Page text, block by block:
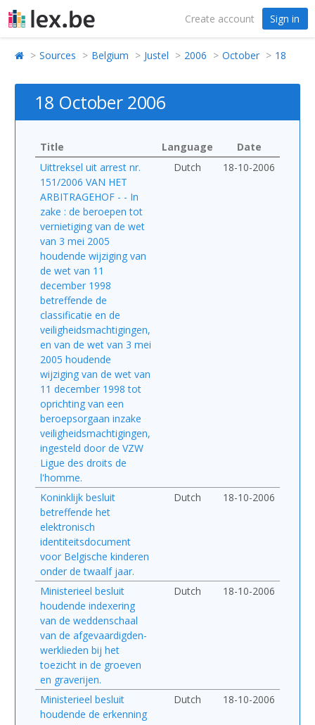
Create account Sign in
Sources Belgium Justel 2006 October 18
18 October 2006
Title Language
Date
Uittreksel uit arrest nr.
151/2006 VAN HET
ARBITRAGEHOF - - In
zake : de beroepen tot
vernietiging van de wet
van 3 mei 2005
houdende wijziging van
de wet van 11
december 1998
betreffende de
classificatie en de
veiligheidsmachtigingen,
en van de wet van 3 mei
2005 houdende
wijziging van de wet van
11 december 1998 tot
oprichting van een
beroepsorgaan inzake
veiligheidsmachtigingen,
ingesteld door de VZW
Ligue des droits de
l'homme.
Dutch 18-10-2006
Koninklijk besluit
betreffende het
elektronisch
identiteitsdocument
voor Belgische kinderen
onder de twaalf jaar.
Dutch 18-10-2006
Ministerieel besluit
houdende indexering
van de weddenschaal
van de afgevaardigden-
werklieden bij het
toezicht in de groeven
en graverijen.
Dutch 18-10-2006
Ministerieel besluit
houdende de erkenning
Dutch 18-10-2006